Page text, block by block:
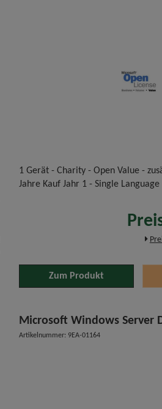
1 Gerät - Charity - Open Value -
Jahre Kauf Jahr 1 - Single Language
Zum Produkt
Microsoft Windows Server
Artikelnummer: 9EA-01164